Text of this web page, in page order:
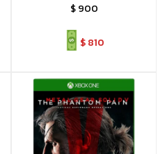
$ 900
$810